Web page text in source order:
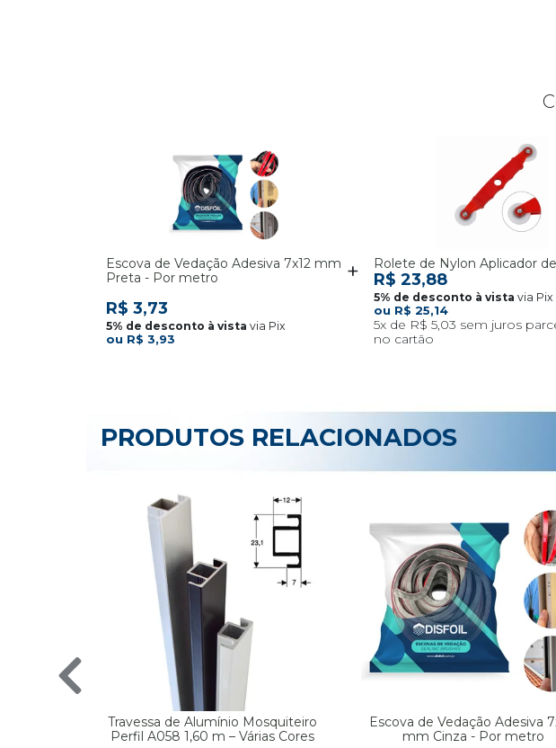
Escova de Vedação Adesiva 7x12 mm
Preta - Por metro
R$ 3,93
R$ 3,73
via Pix
Rolete de Nylon Aplicador
R$ 25,14
5x R$ 5,03
R$ 23,88
via Pix
PRODUTOS RELACIONADOS
Travessa de Alumínio Mosquiteiro
Perfil A058 1,60 m – Várias Cores
Escova de Vedação Adesiva
mm Cinza - Por metro